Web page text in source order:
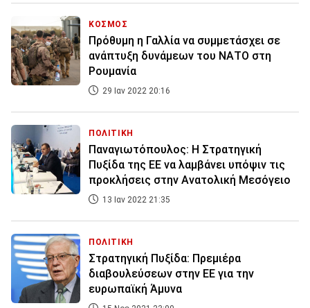
ΚΟΣΜΟΣ
Πρόθυμη η Γαλλία να συμμετάσχει σε
ανάπτυξη δυνάμεων του ΝΑΤΟ στη
Ρουμανία
29 Ιαν 2022 20:16
ΠΟΛΙΤΙΚΗ
Παναγιωτόπουλος: Η Στρατηγική
Πυξίδα της ΕΕ να λαμβάνει υπόψιν τις
προκλήσεις στην Ανατολική Μεσόγειο
13 Ιαν 2022 21:35
ΠΟΛΙΤΙΚΗ
Στρατηγική Πυξίδα: Πρεμιέρα
διαβουλεύσεων στην ΕΕ για την
ευρωπαϊκή Άμυνα